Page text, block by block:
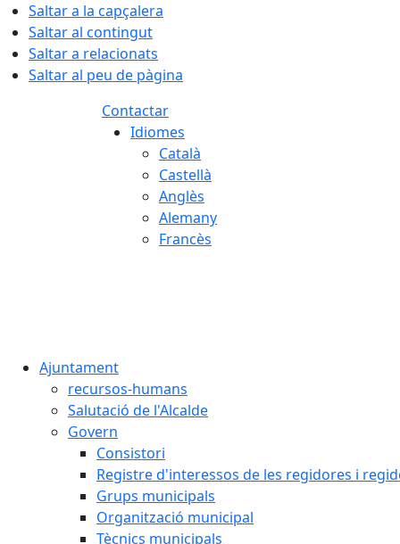
Saltar a la capçalera
Saltar al contingut
Saltar a relacionats
Saltar al peu de pàgina
Contactar
Idiomes
Català
Castellà
Anglès
Alemany
Francès
Ajuntament
recursos-humans
Salutació de l'Alcalde
Govern
Consistori
Registre d'interessos de les regidores i
Grups municipals
Organització municipal
Tècnics municipals